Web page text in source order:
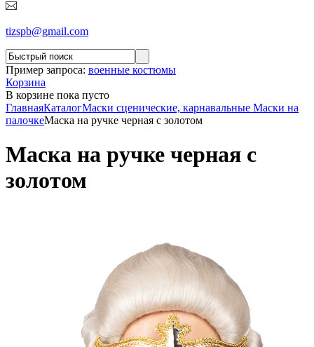
tizspb@gmail.com
Пример запроса: военные костюмы
Корзина
В корзине пока пусто
ГлавнаяКаталогМаски сценические, карнавальные Маски на
палочкеМаска на ручке черная с золотом
Маска на ручке черная с
золотом